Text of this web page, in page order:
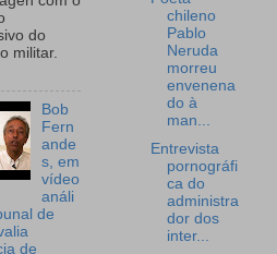
do
militar.
Bob
Fern
ande
s, em
vídeo
análi
de
de
chileno
Pablo
Neruda
morreu
envenena
do à
man...
Entrevista
pornográfi
ca do
administra
dor dos
inter...